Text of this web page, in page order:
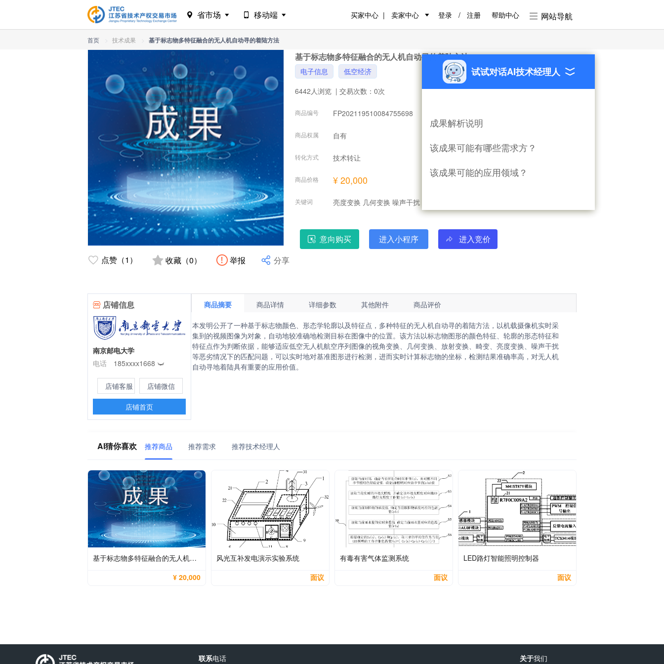
省市场 移动端 登录 / 注册 帮助中心 网站导航
买家中心 卖家中心
首页 技术成果 基于标志物多特征融合的无人机自动寻的着陆方法
点赞（1） 收藏（0） 举报 分享
基于标志物多特征融合的无人机自动寻的着陆方法
电子信息
低空经济
6442人浏览 | 交易次数：0次
商品编号 FP202119510084755698
商品权属 自有
转化方式 技术转让
商品价格 ¥ 20,000
关键词 亮度变换 几何变换 噪声干扰 基准图形 形态学轮廓
意向购买 进入小程序 进入竞价
店铺信息
南京邮电大学
电话
185xxxx1668
店铺客服 店铺微信
店铺首页
商品摘要 商品详情 详细参数 其他附件 商品评价
本发明公开了一种基于标志物颜色、形态学轮廓以及特征点，多种特征的无人机自动寻的着陆方法，以机载摄像机实时采
集到的视频图像为对象，自动地较准确地检测目标在图像中的位置。该方法以标志物图形的颜色特征、轮廓的形态特征和
特征点作为判断依据，能够适应低空无人机航空序列图像的视角变换、几何变换、放射变换、畸变、亮度变换、噪声干扰
等恶劣情况下的匹配问题，可以实时地对基准图形进行检测，进而实时计算标志物的坐标，检测结果准确率高，对无人机
自动寻地着陆具有重要的应用价值。
AI猜你喜欢 推荐商品 推荐需求 推荐技术经理人
基于标志物多特征融合的无人机自动寻的着陆方法
¥ 20,000
风光互补发电演示实验系统
面议
有毒有害气体监测系统
面议
LED路灯智能照明控制器
面议
试试对话AI技术经理人
成果解析说明
该成果可能有哪些需求方？
该成果可能的应用领域？
联系电话 关于我们